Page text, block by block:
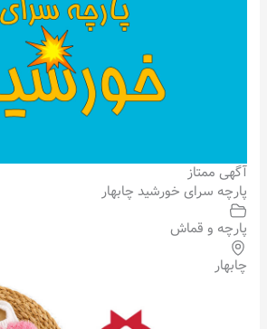
آگهی ممتاز
پارچه سرای خورشید چابهار
پارچه و قماش
چابهار